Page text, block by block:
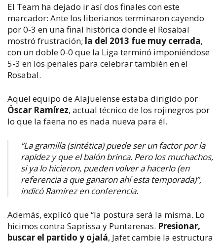
El Team ha dejado ir así dos finales con este
marcador: Ante los liberianos terminaron cayendo
por 0-3 en una final histórica donde el Rosabal
mostró frustración; la del 2013 fue muy cerrada,
con un doble 0-0 que la Liga terminó imponiéndose
5-3 en los penales para celebrar también en el
Rosabal.
Aquel equipo de Alajuelense estaba dirigido por
Óscar Ramírez, actual técnico de los rojinegros por
lo que la faena no es nada nueva para él.
“La gramilla (sintética) puede ser un factor por la
rapidez y que el balón brinca. Pero los muchachos,
si ya lo hicieron, pueden volver a hacerlo (en
referencia a que ganaron ahí esta temporada)”,
indicó Ramírez en conferencia.
Además, explicó que “la postura será la misma. Lo
hicimos contra Saprissa y Puntarenas. Presionar,
buscar el partido y ojalá, Jafet cambie la estructura